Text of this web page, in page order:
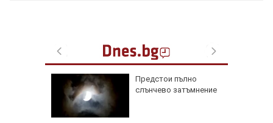
Предстои пълно
слънчево затъмнение